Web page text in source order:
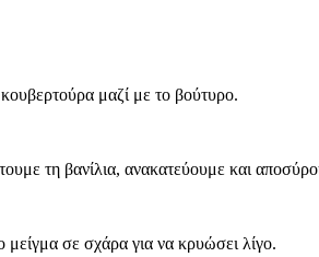
μαζί με το βούτυρο.
τη βανίλια, ανακατεύουμε και
σε σχάρα για να κρυώσει λίγο.